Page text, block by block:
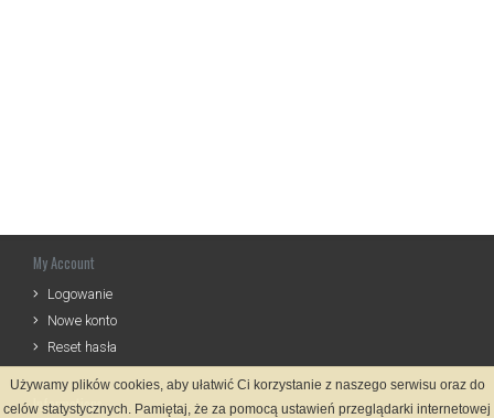
My Account
Logowanie
Nowe konto
Reset hasła
Informations
Używamy plików cookies, aby ułatwić Ci korzystanie z naszego serwisu oraz do
celów statystycznych. Pamiętaj, że za pomocą ustawień przeglądarki internetowej